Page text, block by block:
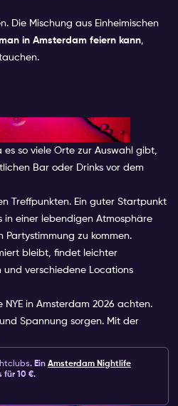
Die Mischung aus Einheimischen
in Amsterdam feiern kann
Amsterdam
so viele Orte zur Auswahl gibt,
Bar oder Drinks vor dem
Treffpunkten. Ein guter Startpunkt
in einer lebendigen Atmosphäre
zu kommen.
bleibt, findet leichter
und verschiedene Locations
in Amsterdam 2026 achten.
Spannung sorgen. Mit der
. Ein Amsterdam Nightlife
für 10 €.